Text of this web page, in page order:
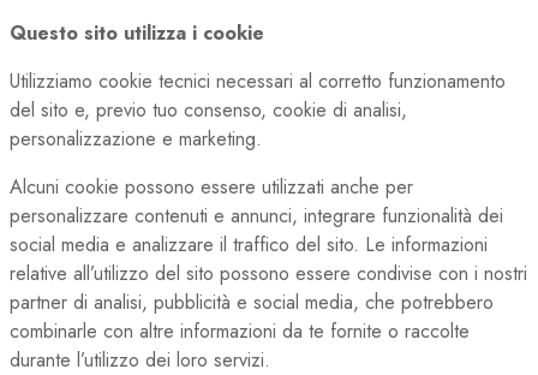
Questo sito utilizza i cookie
Utilizziamo cookie tecnici necessari al corretto funzionamento
del sito e, previo tuo consenso, cookie di analisi,
personalizzazione e marketing.
Alcuni cookie possono essere utilizzati anche per
personalizzare contenuti e annunci, integrare funzionalità dei
social media e analizzare il traffico del sito. Le informazioni
relative all’utilizzo del sito possono essere condivise con i nostri
partner di analisi, pubblicità e social media, che potrebbero
combinarle con altre informazioni da te fornite o raccolte
durante l’utilizzo dei loro servizi.